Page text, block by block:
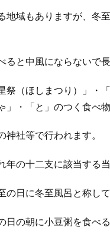
地域もありますが、冬
ると中風にならないで
祭（ほしまつり）」・
」・「と」のつく食べ
神社等で行われます。
年の十二支に該当する
の日に冬至風呂と称し
日の朝に小豆粥を食べる